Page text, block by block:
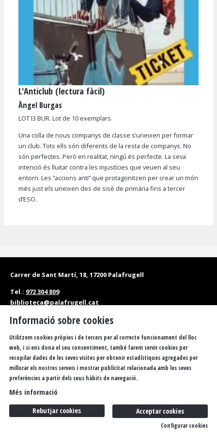
Diapositiva 1 de 1
L'Anticlub (lectura fàcil)
Àngel Burgas
LOT I3 BUR. Lot de 10 exemplars.
Una colla de nous companys de classe s’uneixen per formar
un club. Tots ells són diferents de la resta de companys. No
són perfectes. Però en realitat, ningú és perfecte. La seva
intenció és lluitar contra les injustícies que veuen al seu
entorn. Les “accions anti” que protagonitzen per crear un món
més just els uneixen des de sisè de primària fins a tercer
d’ESO.
Carrer de Sant Martí, 18, 17200 Palafrugell
Tel.: 972 304 809
biblioteca@palafrugell.cat
Matins: de dilluns a dissabte, de 10 a 13.30 h
Accessibilitat Política de privacitat
Sitemap
Avís Legal
Ús de Cookies FAQS Butlletí Contacteu
Informació sobre cookies
Utilitzem cookies pròpies i de tercers per al correcte funcionament del lloc
web, i si ens dona el seu consentiment, també farem servir cookies per
recopilar dades de les seves visites per obtenir estadístiques agregades per
millorar els nostres serveis i mostrar publicitat relacionada amb les seves
preferències a partir dels seus hàbits de navegació.
Més informació
Acceptar cookies
Rebutjar cookies
Configurar cookies